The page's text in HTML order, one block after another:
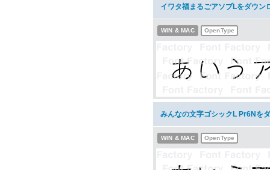
イワタ福まるごアソブLをダウン
WIN & MAC OpenType
みんなの文字ゴシックL Pr6Nを
WIN & MAC OpenType